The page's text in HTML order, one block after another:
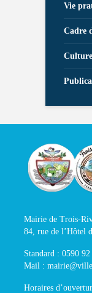
Vie
Cadre
Mairie de Trois-
84, rue de l’Hôtel
Standard : 0590
Mail :
Horaires